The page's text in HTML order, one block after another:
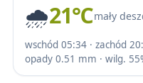
🌧️21℃mały
wschód 05:34 · zachód
opady 0.51 mm · wilg.